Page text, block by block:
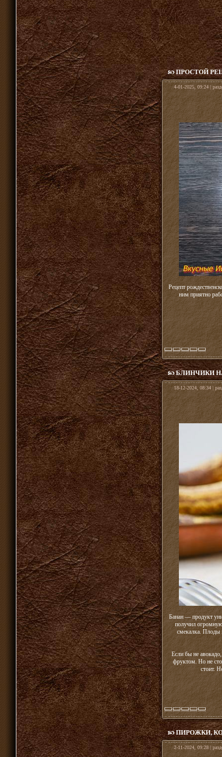
ПРОСТОЙ
4-01-2025, 09:24 |
Рецепт
ним приятно
БЛИНЧИКИ
18-12-2024, 08:34 |
Банан — продукт
получил
смекалка. Плоды
Если бы не
фруктом. Но не
стоит.
ПИРОЖКИ,
2-11-2024, 09:28 |